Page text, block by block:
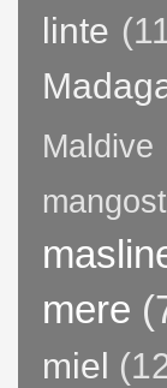
linte
Maldive
mere
miel